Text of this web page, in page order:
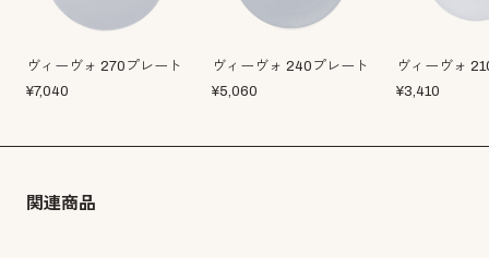
ヴィーヴォ 270プレート
¥7,040
ヴィーヴォ 240プレート
¥5,060
ヴィーヴォ
¥3,410
関連商品